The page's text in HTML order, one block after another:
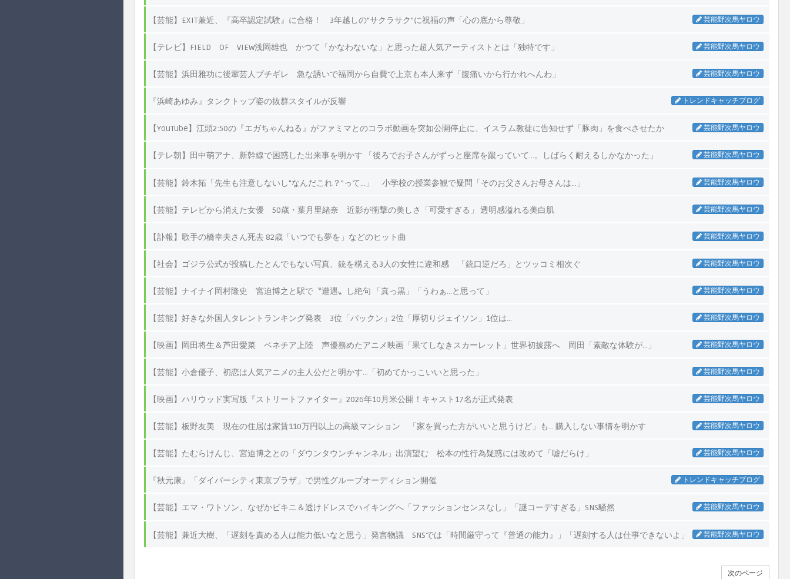
【芸能】EXIT兼近、『高卒認定試験』に合格！ 3年越しの“サクラサク”に祝福の声「心の底から尊敬」 芸能野次馬ヤロウ
【テレビ】FIELD OF VIEW浅岡雄也 かつて「かなわないな」と思った超人気アーティストとは「独特です」 芸能野次馬ヤロウ
【芸能】浜田雅功に後輩芸人ブチギレ 急な誘いで福岡から自費で上京も本人来ず「腹痛いから行かれへんわ」 芸能野次馬ヤロウ
『浜崎あゆみ』タンクトップ姿の抜群スタイルが反響 トレンドキャッチブログ
【YouTube】江頭2:50の『エガちゃんねる』がファミマとのコラボ動画を突如公開停止に、イスラム教徒に告知せず「豚肉」を食べさせたか 芸能野次馬ヤロウ
【テレ朝】田中萌アナ、新幹線で困惑した出来事を明かす 「後ろでお子さんがずっと座席を蹴っていて…。しばらく耐えるしかなかった」 芸能野次馬ヤロウ
【芸能】鈴木拓「先生も注意しないし“なんだこれ？”って…」 小学校の授業参観で疑問「そのお父さんお母さんは…」 芸能野次馬ヤロウ
【芸能】テレビから消えた女優 50歳・葉月里緒奈 近影が衝撃の美しさ「可愛すぎる」 透明感溢れる美白肌 芸能野次馬ヤロウ
【訃報】歌手の橋幸夫さん死去 82歳「いつでも夢を」などのヒット曲 芸能野次馬ヤロウ
【社会】ゴジラ公式が投稿したとんでもない写真、銃を構える3人の女性に違和感 「銃口逆だろ」とツッコミ相次ぐ 芸能野次馬ヤロウ
【芸能】ナイナイ岡村隆史 宮迫博之と駅で〝遭遇〟し絶句 「真っ黒」「うわぁ…と思って」 芸能野次馬ヤロウ
【芸能】好きな外国人タレントランキング発表 3位「パックン」2位「厚切りジェイソン」1位は… 芸能野次馬ヤロウ
【映画】岡田将生＆芦田愛菜 ベネチア上陸 声優務めたアニメ映画「果てしなきスカーレット」世界初披露へ 岡田「素敵な体験が…」 芸能野次馬ヤロウ
【芸能】小倉優子、初恋は人気アニメの主人公だと明かす…「初めてかっこいいと思った」 芸能野次馬ヤロウ
【映画】ハリウッド実写版『ストリートファイター』2026年10月米公開！キャスト17名が正式発表 芸能野次馬ヤロウ
【芸能】板野友美 現在の住居は家賃110万円以上の高級マンション 「家を買った方がいいと思うけど」も… 購入しない事情を明かす 芸能野次馬ヤロウ
【芸能】たむらけんじ、宮迫博之との「ダウンタウンチャンネル」出演望む 松本の性行為疑惑には改めて「嘘だらけ」 芸能野次馬ヤロウ
『秋元康』「ダイバーシティ東京プラザ」で男性グループオーディション開催 トレンドキャッチブログ
【芸能】エマ・ワトソン、なぜかビキニ＆透けドレスでハイキングへ「ファッションセンスなし」「謎コーデすぎる」SNS騒然 芸能野次馬ヤロウ
【芸能】兼近大樹、「遅刻を責める人は能力低いなと思う」発言物議 SNSでは「時間厳守って『普通の能力』」「遅刻する人は仕事できないよ」 芸能野次馬ヤロウ
次のページ